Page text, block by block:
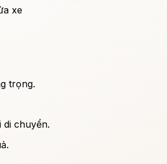
xe
trọng.
di chuyển.